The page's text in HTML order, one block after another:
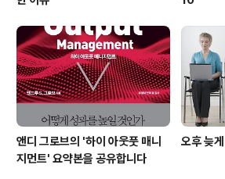
앤디 그로브의 '하이 아웃풋 매니
지먼트' 요약본을 공유합니다
오후 늦